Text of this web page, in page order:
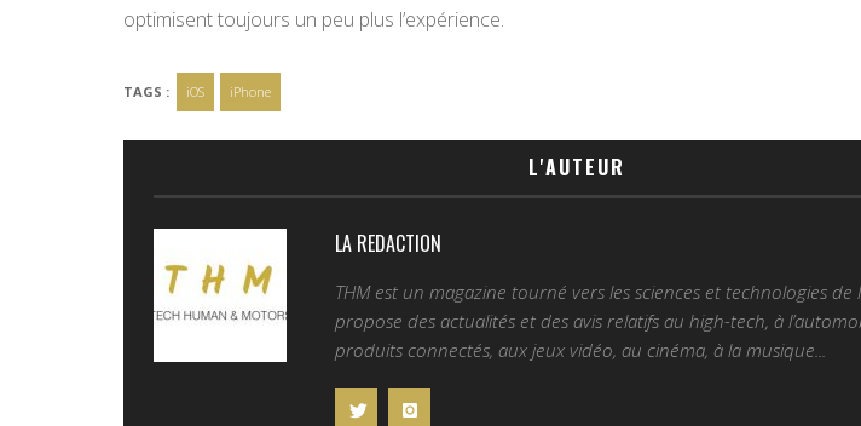
optimisent toujours un peu plus l’expérience.
TAGS : iOS iPhone
L'AUTEUR
LA REDACTION
THM est un magazine tourné vers les sciences et technologies de
propose des actualités et des avis relatifs au high-tech, à
produits connectés, aux jeux vidéo, au cinéma, à la musique...